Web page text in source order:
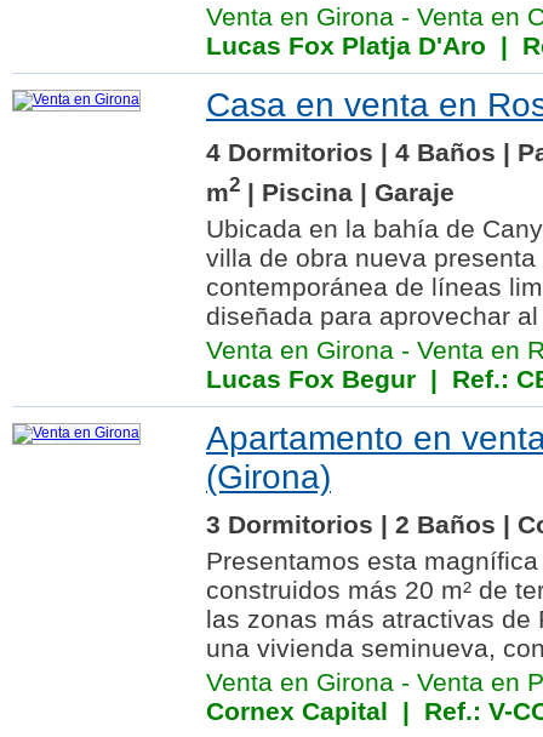
Venta en Girona - Venta en
Lucas Fox Platja D'Aro |
Casa en venta en
4 Dormitorios | 4 Baños |
m2 | Piscina | Garaje
Ubicada en la bahía de
villa de obra nueva
contemporánea de líneas
diseñada para aprovechar
Venta en Girona - Venta en
Lucas Fox Begur | Ref.:
Apartamento en
(Girona)
3 Dormitorios | 2 Baños |
Presentamos esta
construidos más 20 m² de
las zonas más atractivas de
una vivienda seminueva,
Venta en Girona - Venta en
Cornex Capital | Ref.: V-